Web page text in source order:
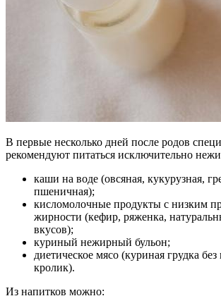
В первые несколько дней после родов
рекомендуют питаться исключительно
каши на воде (овсяная, кукурузная,
пшеничная);
кисломолочные продукты с низким
жирности (кефир, ряженка,
вкусов);
куриный нежирный бульон;
диетическое мясо (куриная грудка
кролик).
Из напитков можно: